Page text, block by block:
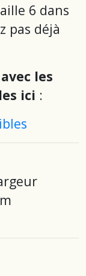
6 dans
pas déjà
les
ici :